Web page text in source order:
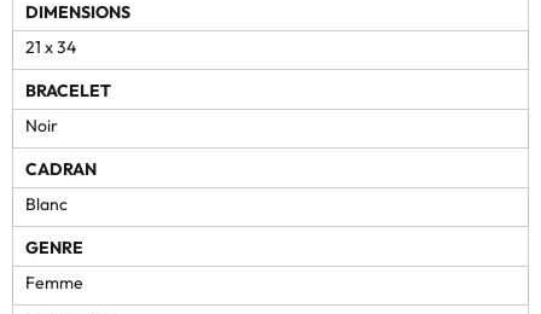
DIMENSIONS
21 x 34
BRACELET
Noir
CADRAN
Blanc
GENRE
Femme